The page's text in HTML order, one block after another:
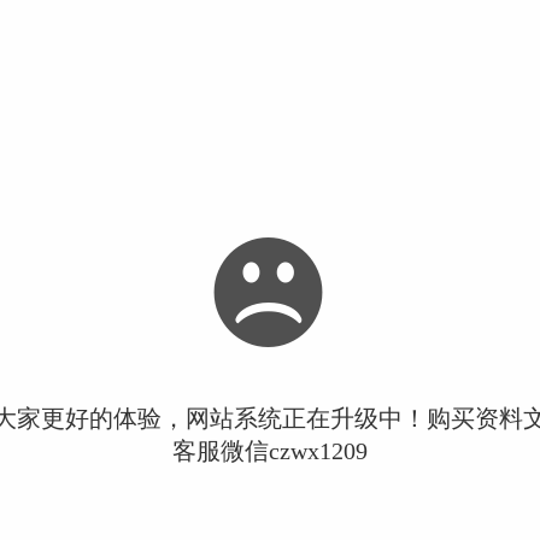
家更好的体验，网站系统正在升级中！购买资料
客服微信czwx1209